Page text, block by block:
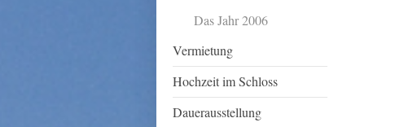
Das Jahr 2006
Vermietung
Hochzeit im Schloss
Dauerausstellung